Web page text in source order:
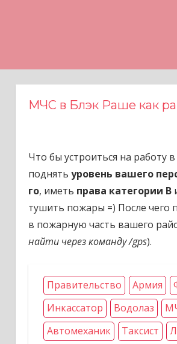
МЧС в Блэк Раше как
Что бы устроиться на работу
поднять уровень вашего
го, иметь права категории В
тушить пожары =) После чего
в пожарную часть вашего
найти через команду /gps).
Правительство Армия
Инкассатор
Водолаз
Автомеханик
Таксист